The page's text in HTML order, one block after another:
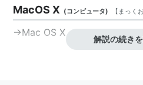
MacOS X (コンピュータ) 【 まっく
→Mac OS X
解説の続き